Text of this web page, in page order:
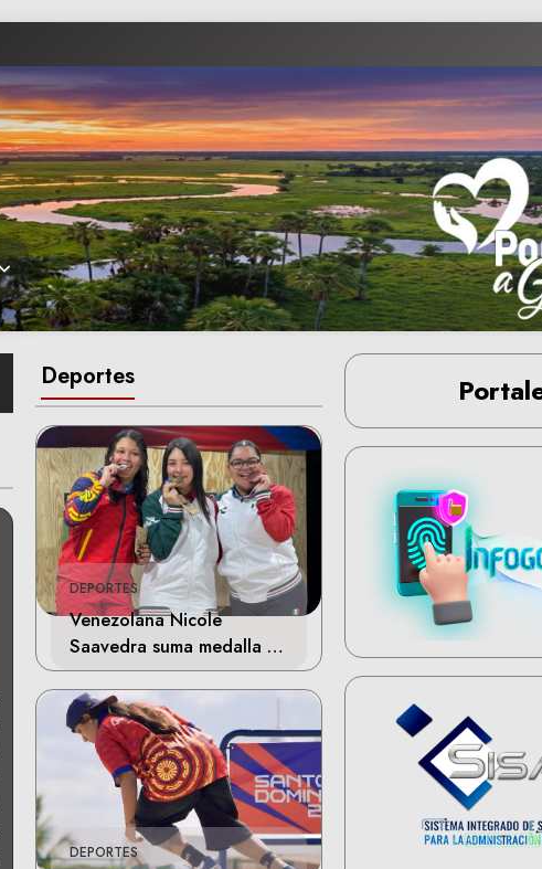
Deportes
DEPORTES
Venezolana Nicole
Saavedra suma medalla de
plata en la final de Tiro
Deportivo
DEPORTES